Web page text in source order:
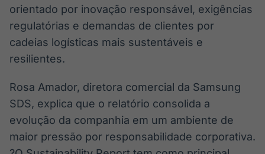
orientado por inovação responsável, exigências
regulatórias e demandas de clientes por
cadeias logísticas mais sustentáveis e
resilientes.
Rosa Amador, diretora comercial da Samsung
SDS, explica que o relatório consolida a
evolução da companhia em um ambiente de
maior pressão por responsabilidade corporativa.